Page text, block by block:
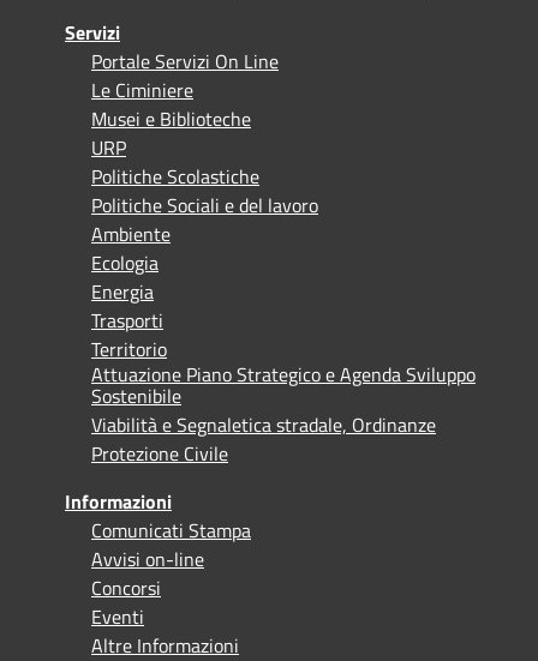
Servizi
Portale Servizi On Line
Le Ciminiere
Musei e Biblioteche
URP
Politiche Scolastiche
Politiche Sociali e del lavoro
Ambiente
Ecologia
Energia
Trasporti
Territorio
Attuazione Piano Strategico e Agenda Sviluppo
Sostenibile
Viabilità e Segnaletica stradale, Ordinanze
Protezione Civile
Informazioni
Comunicati Stampa
Avvisi on-line
Concorsi
Eventi
Altre Informazioni